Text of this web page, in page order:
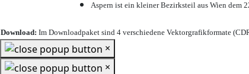
Aspern ist ein kleiner Bezirksteil aus Wien dem
Download: Im Downloadpaket sind 4 verschiedene Vektorgrafikformate
×
×